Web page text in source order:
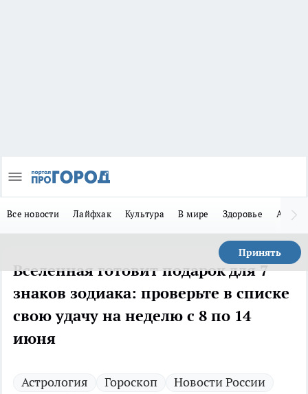
Все новости Лайфхак Культура В мире Здоровье Авто
Принять
Вселенная готовит подарок для 7
знаков зодиака: проверьте в списке
свою удачу на неделю с 8 по 14
июня
Астрология Гороскоп
Новости России